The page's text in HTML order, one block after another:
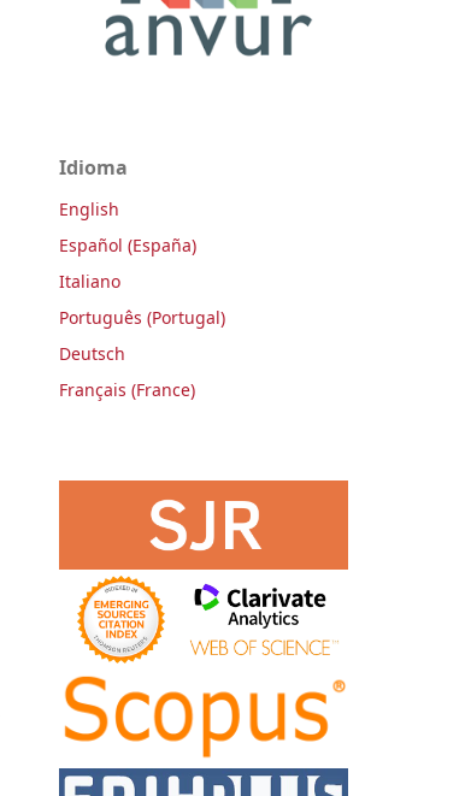
Idioma
English
Español (España)
Italiano
Português (Portugal)
Deutsch
Français (France)